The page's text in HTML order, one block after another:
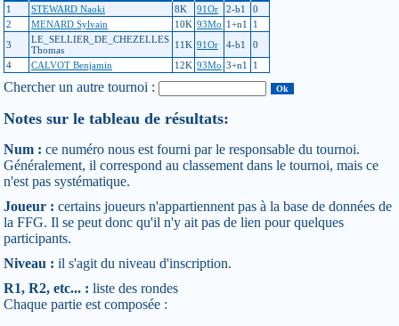
1
STEWARD Naoki 8K 91Or 2-b1
0
2
MENARD Sylvain 10K 93Mo 1+n1
1
3
LE_SELLIER_DE_CHEZELLES
Thomas
11K 91Or 4-b1
0
4
CALVOT Benjamin 12K 93Mo 3+n1 1
Chercher un autre tournoi :
Notes sur le tableau de résultats:
Num : ce numéro nous est fourni par le responsable du tournoi.
Généralement, il correspond au classement dans le tournoi, mais ce
n'est pas systématique.
Joueur : certains joueurs n'appartiennent pas à la base de données de
la FFG. Il se peut donc qu'il n'y ait pas de lien pour quelques
participants.
Niveau : il s'agit du niveau d'inscription.
R1, R2, etc... : liste des rondes
Chaque partie est composée :